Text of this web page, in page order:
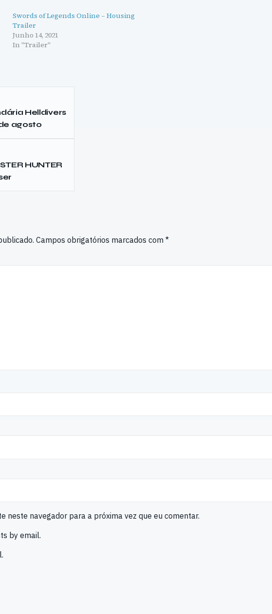
Swords of Legends Online – Housing
Trailer
Junho 14, 2021
In "Trailer"
Helldivers
agosto
HUNTER
Campos obrigatórios marcados com *
neste navegador para a próxima vez que eu comentar.
by email.